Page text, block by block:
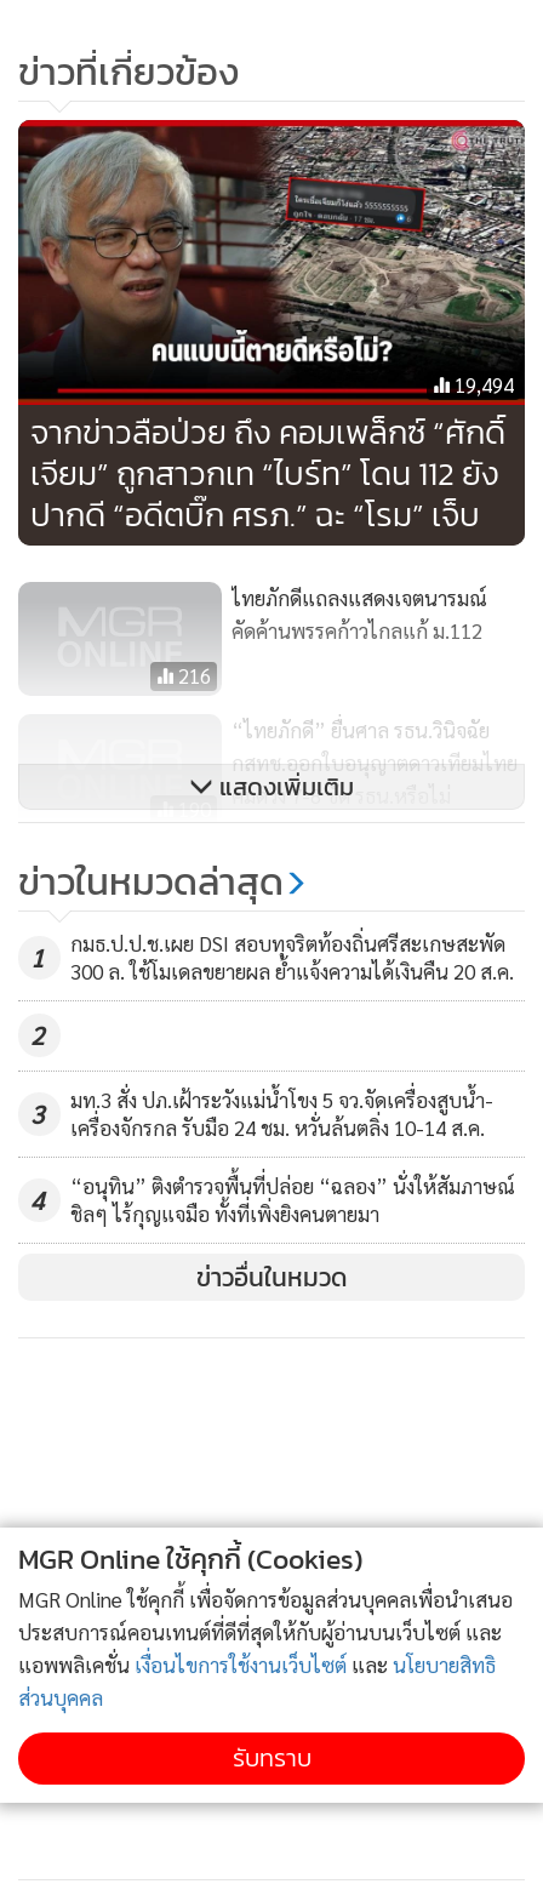
ภาพ นายเคลม็องต์ วูล นักข่าว UN ขอบคุณภาพจากเพจเฟซบุ๊ก
THE TRUTH
ขณะเดียวกัน THE TRUTH ยังโพสต์ประเด็น ก๊วนสามนิ้ว โดน
หลอกหน้าแหกทั้งขบวน หลังอ้าง UN เคลื่อนไหว ต่อต้านคำ
วินิจฉัยศาลรัฐธรรมนูญ
เนื้อหาระบุว่า สืบเนื่องจากกรณีเมื่อวันที่ 20 พ.ย. 64 นายเคลม็
องต์ วูล ได้โพสต์ข้อความผ่านทวิตเตอร์ส่วนตัว ในประเด็นที่
ระบุว่า
TRUTH
“ผิดหวังกับคำตัดสินของศาลรัฐธรรมนูญต่อการเรียกร้องให้
ปฏิรูปราชวงศ์ เป็นความพยายามที่จะล้มล้างสถาบัน ในการ
พิจารณาคดีผู้ชุมนุม 3 คน”
ข่าวที่เกี่ยวข้อง
19,494
จากข่าวลือป่วย ถึง คอมเพล็กซ์ “ศักดิ์
เจียม” ถูกสาวกเท “ไบร์ท” โดน 112 ยัง
ปากดี “อดีตบิ๊ก ศรภ.” ฉะ “โรม” เจ็บ
216
ไทยภักดีแถลงแสดงเจตนารมณ์
คัดค้านพรรคก้าวไกลแก้ ม.112
190
“ไทยภักดี” ยื่นศาล รธน.วินิจฉัย
กสทช.ออกใบอนุญาตดาวเทียมไทย
คมดวง 7-8 ขัด รธน.หรือไม่
3,552
หัวลำโพง ชี้ประชาชนเดือดร้อน-
ด้อยค่าประวัติศาสตร์
แสดงเพิ่มเติม
ข่าวในหมวดล่าสุด
1
กมธ.ป.ป.ช.เผย DSI สอบทุจริตท้องถิ่นศรีสะเกษสะพัด
300 ล. ใช้โมเดลขยายผล ย้ำแจ้งความได้เงินคืน 20 ส.ค.
2
3
มท.3 สั่ง ปภ.เฝ้าระวังแม่น้ำโขง 5 จว.จัดเครื่องสูบน้ำ-
เครื่องจักรกล รับมือ 24 ชม. หวั่นล้นตลิ่ง 10-14 ส.ค.
4
“อนุทิน” ติงตำรวจพื้นที่ปล่อย “ฉลอง” นั่งให้สัมภาษณ์
ชิลๆ ไร้กุญแจมือ ทั้งที่เพิ่งยิงคนตายมา
ข่าวอื่นในหมวด
MGR Online ใช้คุกกี้ (Cookies)
MGR Online ใช้คุกกี้ เพื่อจัดการข้อมูลส่วนบุคคลเพื่อนำเสนอ
ประสบการณ์คอนเทนต์ที่ดีที่สุดให้กับผู้อ่านบนเว็บไซต์ และ
แอพพลิเคชั่น เงื่อนไขการใช้งานเว็บไซต์ และ นโยบายสิทธิ
ส่วนบุคคล
รับทราบ